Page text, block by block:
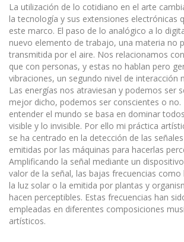
La utilización de lo cotidiano en el arte
la tecnología y sus extensiones electrónicas
este marco. El paso de lo analógico a lo
nuevo elemento de trabajo, una materia no
transmitida por el aire. Nos relacionamos
que con personas, y estas no hablan pero
vibraciones, un segundo nivel de interacción
Las energías nos atraviesan y podemos ser
mejor dicho, podemos ser conscientes o no.
entender el mundo se basa en dominar
visible y lo invisible. Por ello mi práctica
se ha centrado en la detección de las
emitidas por las máquinas para hacerlas
Amplificando la señal mediante un
valor de la señal, las bajas frecuencias
la luz solar o la emitida por plantas y
hacen perceptibles. Estas frecuencias han
empleadas en diferentes composiciones
artísticos.